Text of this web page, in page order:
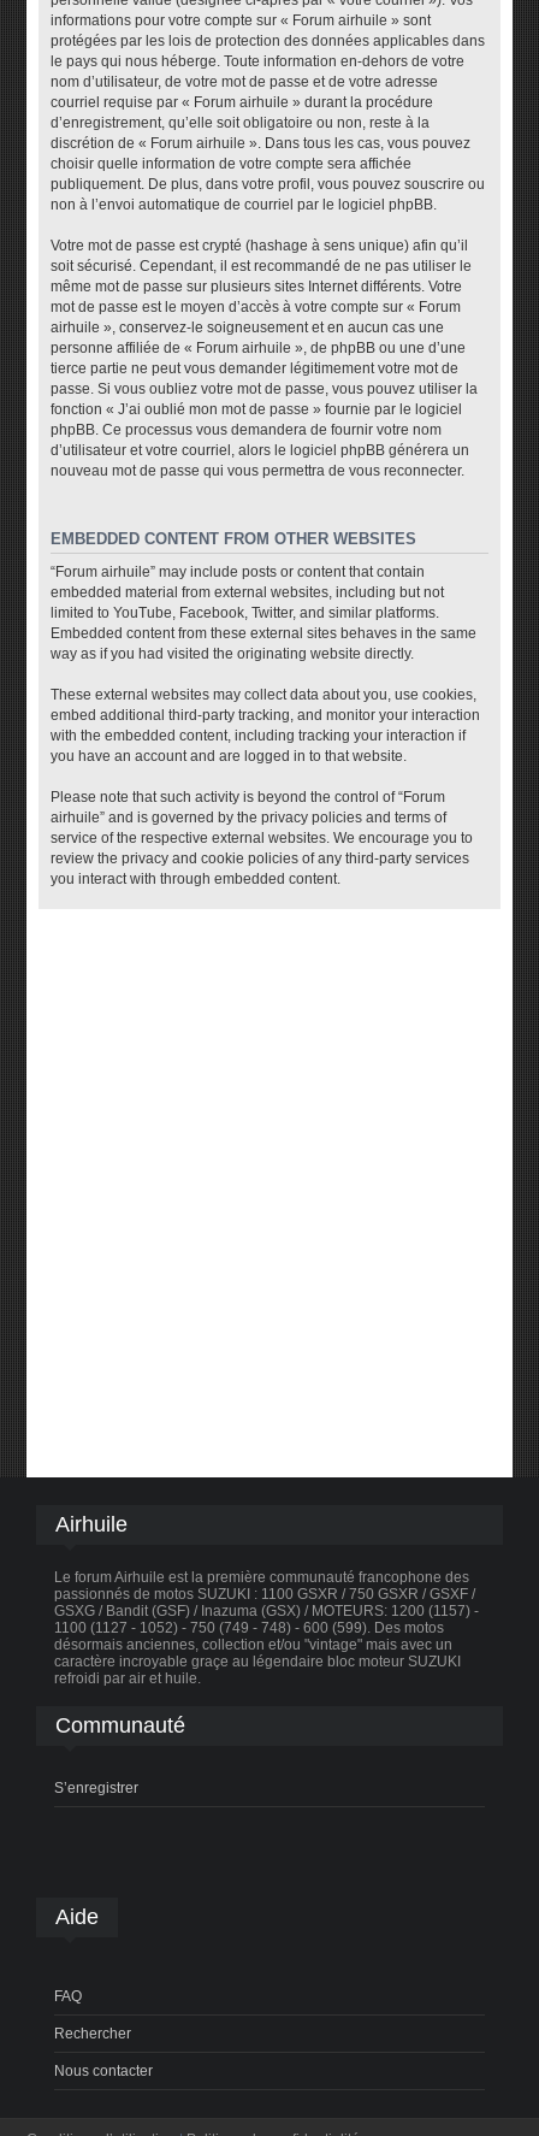
informations pour votre compte sur « Forum airhuile » sont
protégées par les lois de protection des données applicables dans
le pays qui nous héberge. Toute information en-dehors de votre
nom d’utilisateur, de votre mot de passe et de votre adresse
courriel requise par « Forum airhuile » durant la procédure
d’enregistrement, qu’elle soit obligatoire ou non, reste à la
discrétion de « Forum airhuile ». Dans tous les cas, vous pouvez
choisir quelle information de votre compte sera affichée
publiquement. De plus, dans votre profil, vous pouvez souscrire ou
non à l’envoi automatique de courriel par le logiciel phpBB.
Votre mot de passe est crypté (hashage à sens unique) afin qu’il
soit sécurisé. Cependant, il est recommandé de ne pas utiliser le
même mot de passe sur plusieurs sites Internet différents. Votre
mot de passe est le moyen d’accès à votre compte sur « Forum
airhuile », conservez-le soigneusement et en aucun cas une
personne affiliée de « Forum airhuile », de phpBB ou une d’une
tierce partie ne peut vous demander légitimement votre mot de
passe. Si vous oubliez votre mot de passe, vous pouvez utiliser la
fonction « J’ai oublié mon mot de passe » fournie par le logiciel
phpBB. Ce processus vous demandera de fournir votre nom
d’utilisateur et votre courriel, alors le logiciel phpBB générera un
nouveau mot de passe qui vous permettra de vous reconnecter.
EMBEDDED CONTENT FROM OTHER WEBSITES
“Forum airhuile” may include posts or content that contain
embedded material from external websites, including but not
limited to YouTube, Facebook, Twitter, and similar platforms.
Embedded content from these external sites behaves in the same
way as if you had visited the originating website directly.
These external websites may collect data about you, use cookies,
embed additional third-party tracking, and monitor your interaction
with the embedded content, including tracking your interaction if
you have an account and are logged in to that website.
Please note that such activity is beyond the control of “Forum
airhuile” and is governed by the privacy policies and terms of
service of the respective external websites. We encourage you to
review the privacy and cookie policies of any third-party services
you interact with through embedded content.
Airhuile
Le forum Airhuile est la première communauté francophone des
passionnés de motos SUZUKI : 1100 GSXR / 750 GSXR / GSXF /
GSXG / Bandit (GSF) / Inazuma (GSX) / MOTEURS: 1200 (1157) -
1100 (1127 - 1052) - 750 (749 - 748) - 600 (599). Des motos
désormais anciennes, collection et/ou "vintage" mais avec un
caractère incroyable graçe au légendaire bloc moteur SUZUKI
refroidi par air et huile.
Communauté
S’enregistrer
Aide
FAQ
Rechercher
Nous contacter